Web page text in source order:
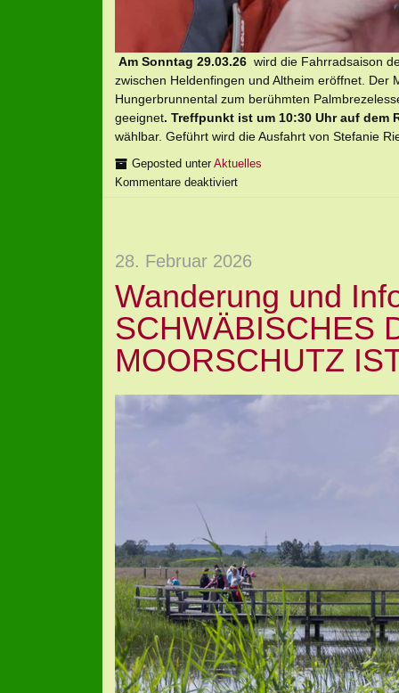
Am Sonntag 29.03.26 wird die Fahrradsaison
zwischen Heldenfingen und Altheim eröffnet. Der
Hungerbrunnental zum berühmten
geeignet. Treffpunkt ist um 10:30 Uhr auf dem
wählbar. Geführt wird die Ausfahrt von Stefanie
Geposted unterAktuelles
Kommentare deaktiviert
28. Februar 2026
Wanderung und
SCHWÄBISCHES
MOORSCHUTZ